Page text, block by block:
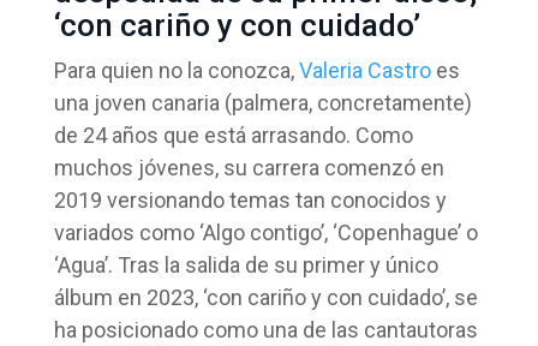
‘con cariño y con cuidado’
Para quien no la conozca,Valeria Castroes
una joven canaria (palmera, concretamente)
de 24 años que está arrasando. Como
muchos jóvenes, su carrera comenzó en
2019 versionando temas tan conocidos y
variados como ‘Algo contigo’, ‘Copenhague’ o
‘Agua’. Tras la salida de su primer y único
álbum en 2023, ‘con cariño y con cuidado’, se
ha posicionado como una de las cantautoras